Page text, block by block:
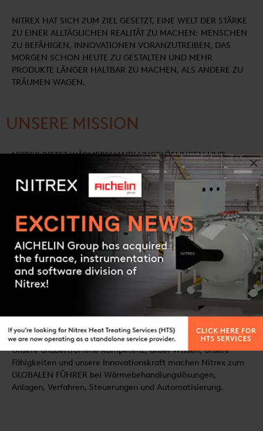
NITREX HAT SICH ZUM ZIEL GESETZT, EINE WELT DER STÄRKE
ZU EINER ALLTÄGLICHEN REALITÄT ZU MACHEN: MENSCHEN
ZU BEFÄHIGEN, INNOVATIONEN VORANZUTREIBEN, DAS
MORGEN SCHON HEUTE ZU GESTALTEN UND MEHR
PRODUKTE LÄNGER HALTBAR ZU MACHEN, ALS ANDERE ZU
TRÄUMEN WAGEN.
NITREX BIETET WÄRMEBEHANDLUNGSLÖSUNGEN UND -
DIENSTLEISTUNGEN AN, DIE IMMER WIEDER NEUE
MASSSTÄBE IN DER BRANCHE SETZEN, STÄRKE DEFINIEREN
UND DIE STRENGSTEN LEISTUNGSANFORDERUNGEN
UNSERE MISSION
UNSERE Werte
WIR BEANSPRUCHEN UNSEREN PLATZ IN DER WELT.
MEISTERUNG DER STÄRKE. WELTWEIT.
Unsere unübertroffene Kompetenz, unser Wissen, unsere
Fähigkeiten und unsere Innovationskraft machen Nitrex zum
GLOBALEN FÜHRER bei Wärmebehandlungslösungen,
Anlagen, Verfahren, Steuerungen und Automatisierung.
Contact us